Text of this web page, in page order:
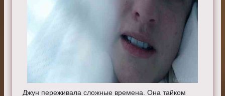
Джун переживала сложные времена. Она тайком